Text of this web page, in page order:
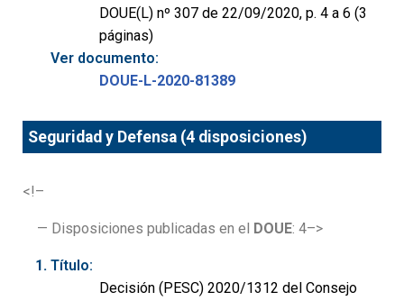
DOUE(L) nº 307 de 22/09/2020, p. 4 a 6 (3
páginas)
Ver documento:
DOUE-L-2020-81389
Seguridad y Defensa (4 disposiciones)
<!–
— Disposiciones publicadas en el DOUE: 4–>
Título:
Decisión (PESC) 2020/1312 del Consejo